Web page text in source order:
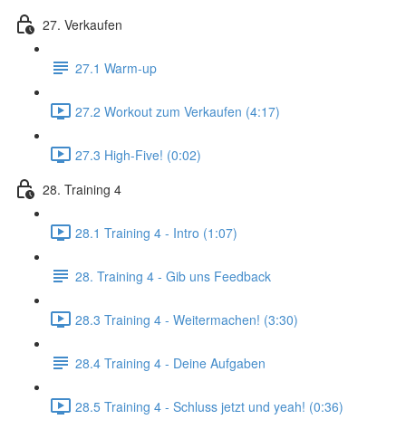
27. Verkaufen
27.1 Warm-up
27.2 Workout zum Verkaufen (4:17)
27.3 High-Five! (0:02)
28. Training 4
28.1 Training 4 - Intro (1:07)
28. Training 4 - Gib uns Feedback
28.3 Training 4 - Weitermachen! (3:30)
28.4 Training 4 - Deine Aufgaben
28.5 Training 4 - Schluss jetzt und yeah! (0:36)